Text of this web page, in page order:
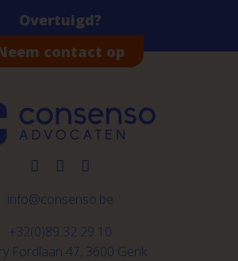
Overtuigd?
contact op
info@consenso.be
+32(0)89 32 29 10
Fordlaan 47, 3600 Genk